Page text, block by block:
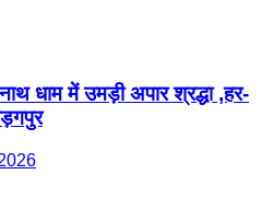
धाम में उमड़ी अपार श्रद्धा ,हर-